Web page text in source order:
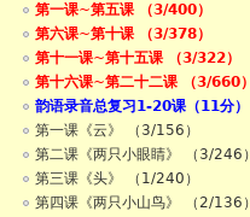
第一课~第五课 （3/400）
第六课~第十课 （3/378）
第十一课~第十五课 （3/322）
第十六课~第二十二课 （3/660）
韵语录音总复习1-20课（11分）
第一课《云》 （3/156）
第二课《两只小眼睛》 （3/246）
第三课《头》 （1/240）
第四课《两只小山鸟》 （2/136）